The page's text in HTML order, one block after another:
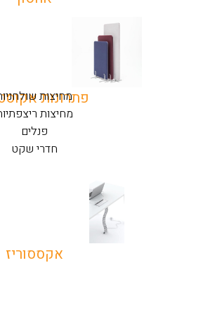
פתרונות
מחיצות
מחיצות
פנלים
חדרי שקט
אקססוריז